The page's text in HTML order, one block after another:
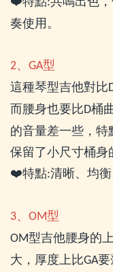
奏使用。
2、 GA型
這種琴型吉他對比
而腰身也要比D桶
的音量差一些，特
保留了小尺寸桶身
❤特點:清晰、均
3、 OM型
OM型吉他腰身的
大，厚度上比GA要